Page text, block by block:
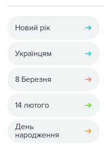
Новий рік
Українцям
8 Березня
14 лютого
День
народження